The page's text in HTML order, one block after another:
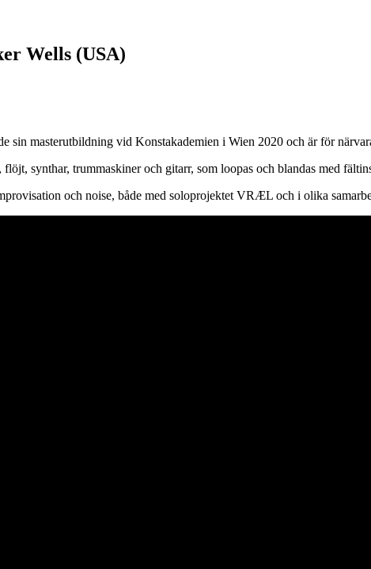
Wells (USA)
sin masterutbildning vid Konstakademien i Wien 2020 och är för
synthar, trummaskiner och gitarr, som loopas och blandas med
och noise, både med soloprojektet VRÆL och i olika